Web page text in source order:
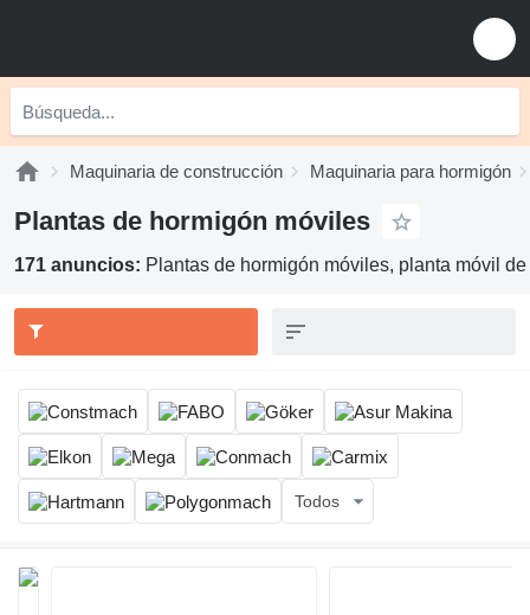
Maquinaria de construcción Maquinaria para hormigón
Plantas de hormigón móviles
171 anuncios: Plantas de hormigón móviles, planta móvil
Todos